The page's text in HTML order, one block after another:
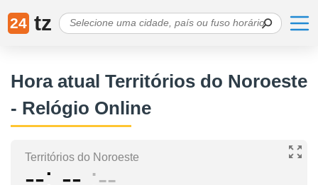
24 tz
Hora atual Territórios do Noroeste
- Relógio Online
Territórios do Noroeste
-- -- --